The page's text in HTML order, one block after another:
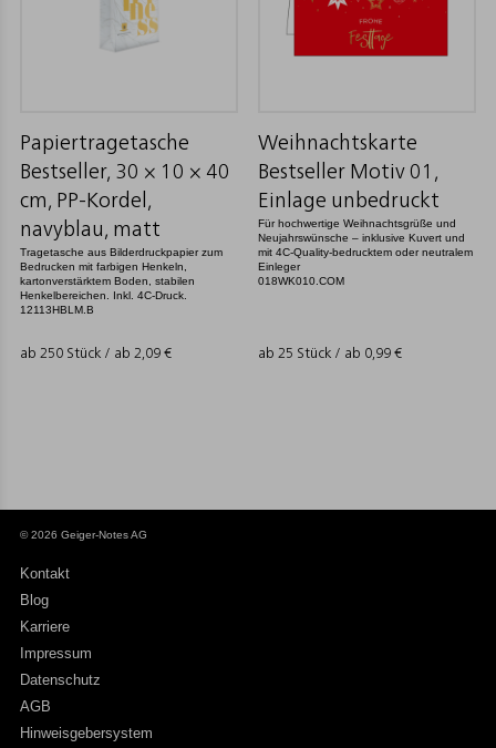
Papiertragetasche
Bestseller, 30 × 10 × 40
cm, PP-Kordel,
navyblau, matt
Tragetasche aus Bilderdruckpapier zum
Bedrucken mit farbigen Henkeln,
kartonverstärktem Boden, stabilen
Henkelbereichen. Inkl. 4C-Druck.
12113HBLM.B
ab 250 Stück / ab 2,09 €
Weihnachtskarte
Bestseller Motiv 01,
Einlage unbedruckt
Für hochwertige Weihnachtsgrüße und
Neujahrswünsche – inklusive Kuvert und
mit 4C-Quality-bedrucktem oder neutralem
Einleger
018WK010.COM
ab 25 Stück / ab 0,99 €
© 2026 Geiger-Notes AG
Kontakt
Blog
Karriere
Impressum
Datenschutz
AGB
Hinweisgebersystem